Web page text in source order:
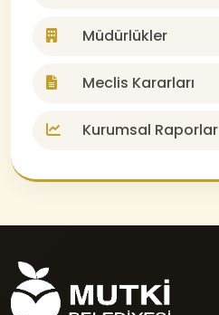
Müdürlükler
Meclis Kararları
Kurumsal Raporlar